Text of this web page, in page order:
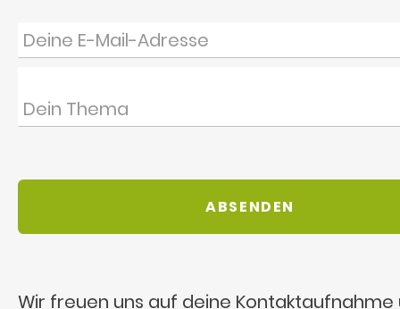
Wir freuen uns auf deine Kontaktaufnahme